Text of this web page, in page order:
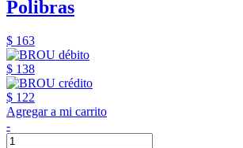
Polibras
$ 163
$ 138
$ 122
Agregar a mi carrito
-